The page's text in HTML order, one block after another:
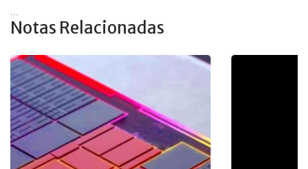
Notas Relacionadas